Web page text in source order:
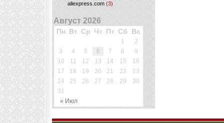
aliexpress.com (3)
Август 2026
Пн Вт Ср Чт Пт Сб Вс
« Июл
1
2
3
4 5 6 7 8
9
10
11 12 13 14 15
16
17
18 19 20 21 22
23
24
25 26 27 28 29
30
31